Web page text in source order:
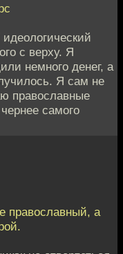
с верху. Я
немного денег, а
Я сам не
православные
самого
православный, а